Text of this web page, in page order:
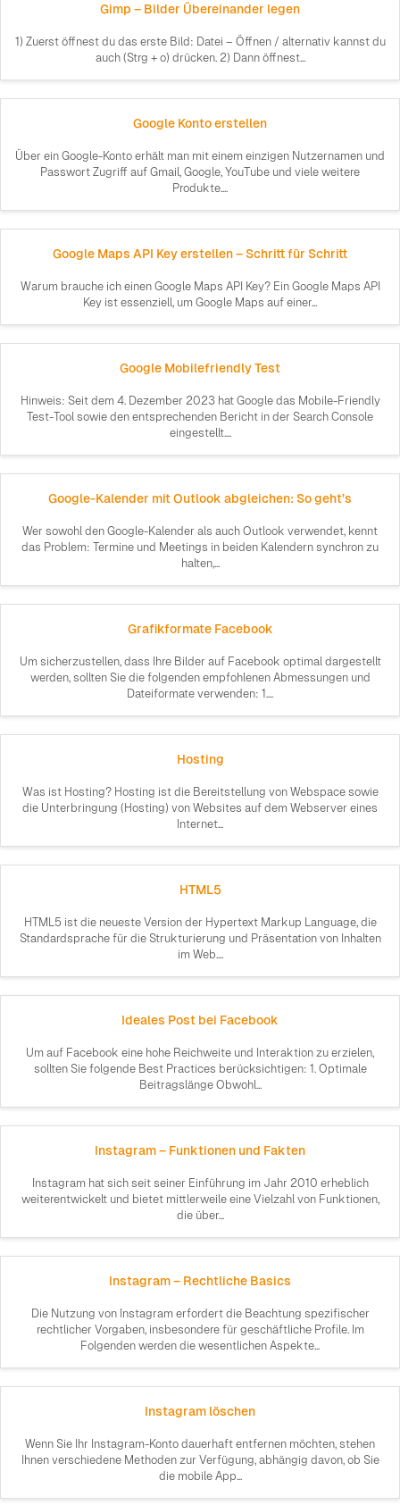
Gimp – Bilder Übereinander legen
1) Zuerst öffnest du das erste Bild: Datei – Öffnen / alternativ kannst du
auch (Strg + o) drücken. 2) Dann öffnest...
Google Konto erstellen
Über ein Google-Konto erhält man mit einem einzigen Nutzernamen und
Passwort Zugriff auf Gmail, Google, YouTube und viele weitere
Produkte....
Google Maps API Key erstellen – Schritt für Schritt
Warum brauche ich einen Google Maps API Key? Ein Google Maps API
Key ist essenziell, um Google Maps auf einer...
Google Mobilefriendly Test
Hinweis: Seit dem 4. Dezember 2023 hat Google das Mobile-Friendly
Test-Tool sowie den entsprechenden Bericht in der Search Console
eingestellt....
Google-Kalender mit Outlook abgleichen: So geht’s
Wer sowohl den Google-Kalender als auch Outlook verwendet, kennt
das Problem: Termine und Meetings in beiden Kalendern synchron zu
halten,...
Grafikformate Facebook
Um sicherzustellen, dass Ihre Bilder auf Facebook optimal dargestellt
werden, sollten Sie die folgenden empfohlenen Abmessungen und
Dateiformate verwenden: 1....
Hosting
Was ist Hosting? Hosting ist die Bereitstellung von Webspace sowie
die Unterbringung (Hosting) von Websites auf dem Webserver eines
Internet...
HTML5
HTML5 ist die neueste Version der Hypertext Markup Language, die
Standardsprache für die Strukturierung und Präsentation von Inhalten
im Web....
Ideales Post bei Facebook
Um auf Facebook eine hohe Reichweite und Interaktion zu erzielen,
sollten Sie folgende Best Practices berücksichtigen: 1. Optimale
Beitragslänge Obwohl...
Instagram – Funktionen und Fakten
Instagram hat sich seit seiner Einführung im Jahr 2010 erheblich
weiterentwickelt und bietet mittlerweile eine Vielzahl von Funktionen,
die über...
Instagram – Rechtliche Basics
Die Nutzung von Instagram erfordert die Beachtung spezifischer
rechtlicher Vorgaben, insbesondere für geschäftliche Profile. Im
Folgenden werden die wesentlichen Aspekte...
Instagram löschen
Wenn Sie Ihr Instagram-Konto dauerhaft entfernen möchten, stehen
Ihnen verschiedene Methoden zur Verfügung, abhängig davon, ob Sie
die mobile App...